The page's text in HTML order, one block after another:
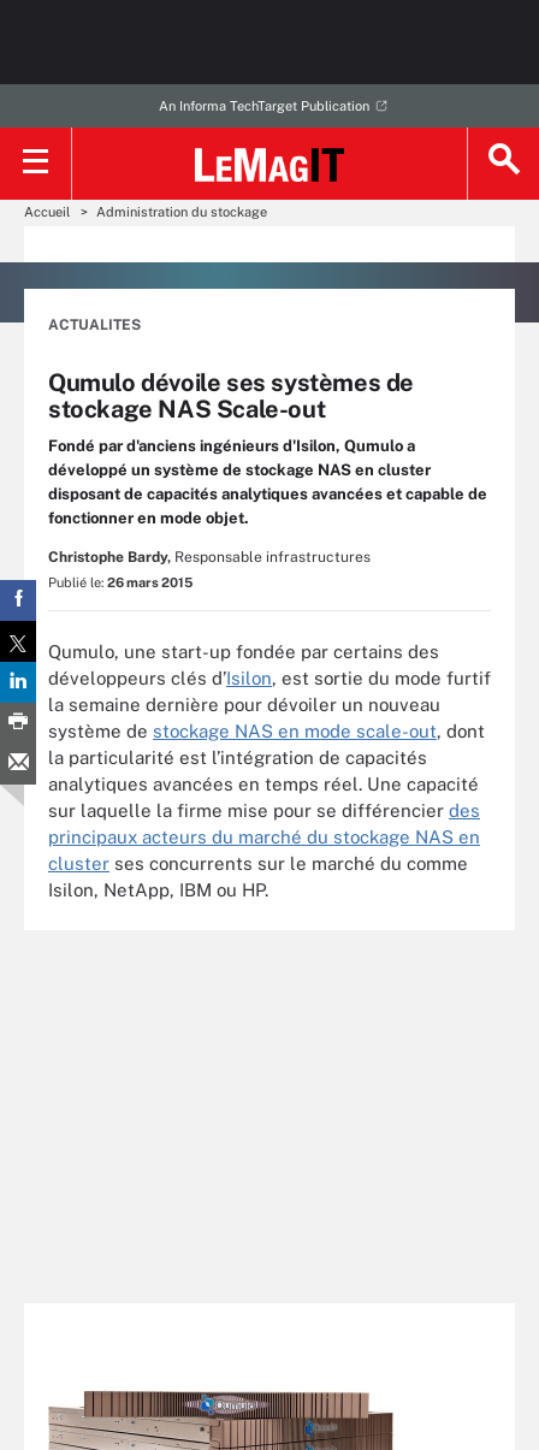
An Informa TechTarget Publication
Accueil Administration du stockage
ACTUALITES
Qumulo dévoile ses systèmes de
stockage NAS Scale-out
Fondé par d'anciens ingénieurs d'Isilon, Qumulo a
développé un système de stockage NAS en cluster
disposant de capacités analytiques avancées et capable de
fonctionner en mode objet.
Christophe Bardy, Responsable infrastructures
Publié le: 26 mars 2015
Qumulo, une start-up fondée par certains des
développeurs clés d’Isilon, est sortie du mode furtif
la semaine dernière pour dévoiler un nouveau
système de stockage NAS en mode scale-out, dont
la particularité est l’intégration de capacités
analytiques avancées en temps réel. Une capacité
sur laquelle la firme mise pour se différencier des
principaux acteurs du marché du stockage NAS en
cluster ses concurrents sur le marché du comme
Isilon, NetApp, IBM ou HP.